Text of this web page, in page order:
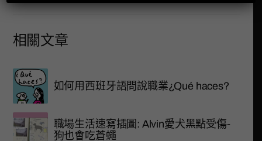
相關文章
如何用西班牙語問說職業¿Qué haces?
職場生活速寫插圖: Alvin愛犬黑點受傷-
狗也會吃蒼蠅